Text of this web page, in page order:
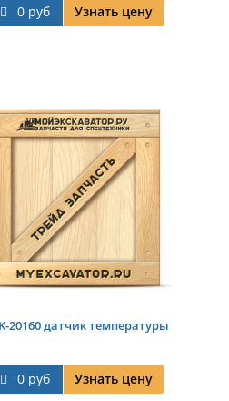
0 руб Узнать цену
20160 датчик температуры
0 руб Узнать цену